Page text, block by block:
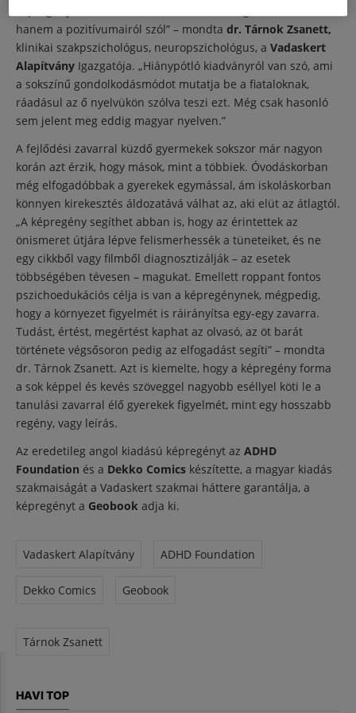
hanem a pozitívumairól szól” – mondta dr. Tárnok Zsanett,
klinikai szakpszichológus, neuropszichológus, a Vadaskert
Alapítvány Igazgatója. „Hiánypótló kiadványról van szó, ami
a sokszínű gondolkodásmódot mutatja be a fiataloknak,
ráadásul az ő nyelvükön szólva teszi ezt. Még csak hasonló
sem jelent meg eddig magyar nyelven.”
A fejlődési zavarral küzdő gyermekek sokszor már nagyon
korán azt érzik, hogy mások, mint a többiek. Óvodáskorban
még elfogadóbbak a gyerekek egymással, ám iskoláskorban
könnyen kirekesztés áldozatává válhat az, aki elüt az átlagtól.
„A képregény segíthet abban is, hogy az érintettek az
önismeret útjára lépve felismerhessék a tüneteiket, és ne
egy cikkből vagy filmből diagnosztizálják – az esetek
többségében tévesen – magukat. Emellett roppant fontos
pszichoedukációs célja is van a képregénynek, mégpedig,
hogy a környezet figyelmét is ráirányítsa egy-egy zavarra.
Tudást, értést, megértést kaphat az olvasó, az öt barát
története végsősoron pedig az elfogadást segíti” – mondta
dr. Tárnok Zsanett. Azt is kiemelte, hogy a képregény forma
a sok képpel és kevés szöveggel nagyobb eséllyel köti le a
tanulási zavarral élő gyerekek figyelmét, mint egy hosszabb
regény, vagy leírás.
Az eredetileg angol kiadású képregényt az ADHD
Foundation és a Dekko Comics készítette, a magyar kiadás
szakmaiságát a Vadaskert szakmai háttere garantálja, a
képregényt a Geobook adja ki.
Vadaskert Alapítvány ADHD Foundation
Dekko Comics Geobook
Tárnok Zsanett
HAVI TOP